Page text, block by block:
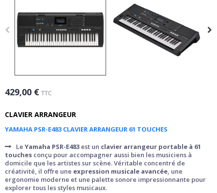
429,00 € TTC
CLAVIER ARRANGEUR
YAMAHA PSR-E483 CLAVIER ARRANGEUR 61 TOUCHES
Le Yamaha PSR-E483 est un clavier arrangeur portable à 61
touches conçu pour accompagner aussi bien les musiciens à
domicile que les artistes sur scène. Véritable concentré de
créativité, il offre une expression musicale avancée, une
ergonomie moderne et une palette sonore impressionnante pour
explorer tous les styles musicaux.